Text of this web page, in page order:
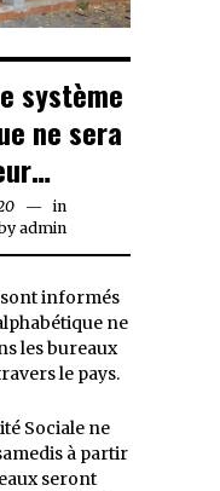
système
ne sera
June
19,
in
admin
informés
ne
les bureaux
le pays.
Sociale ne
à partir
seront